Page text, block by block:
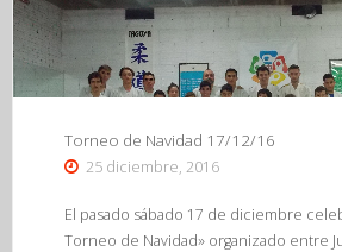
la
selección
aragonesa
en
29/12/16"
Torneo de Navidad 17/12/16
25 diciembre, 2016
El pasado sábado 17 de diciembre
Torneo de Navidad» organizado entre